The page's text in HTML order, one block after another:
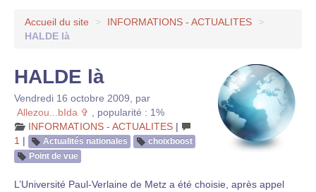
Accueil du site > INFORMATIONS - ACTUALITES
>
HALDE là
HALDE là
Vendredi 16 octobre 2009
par
Allezou...bIda ✞
popularité : 1%
INFORMATIONS - ACTUALITES |
1 | Actualités nationales
choixboost
Point de vue
L’Université Paul-Verlaine de Metz a été choisie, après appel